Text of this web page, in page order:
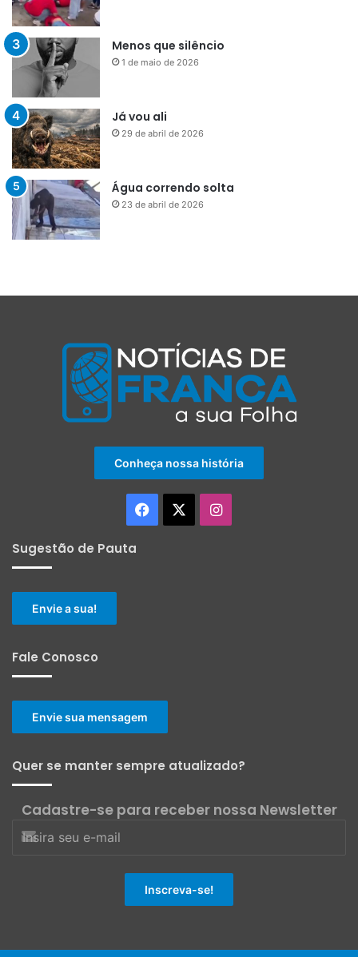
Menos que silêncio
1 de maio de 2026
Já vou ali
29 de abril de 2026
Água correndo solta
23 de abril de 2026
Conheça nossa história
Facebook Instagram
Sugestão de Pauta
Envie a sua!
Fale Conosco
Envie sua mensagem
Quer se manter sempre atualizado?
Cadastre-se para receber nossa Newsletter